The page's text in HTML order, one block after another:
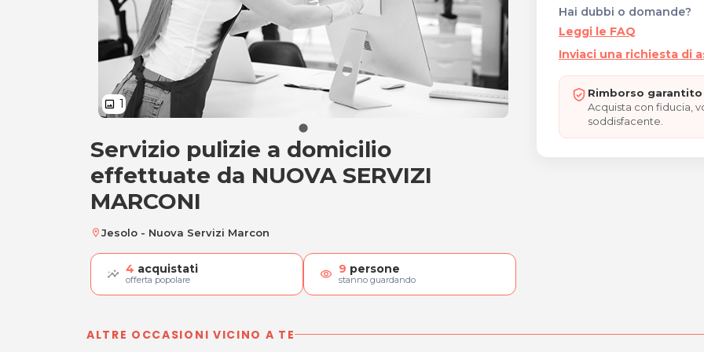
image 1
Servizio pulizie a domicilio effettuate
Servizio pulizie a domicilio
effettuate da NUOVA SERVIZI
MARCONI
location_on Jesolo - Nuova Servizi Marcon
4 acquistati
offerta popolare visibility 9 persone
stanno guardando
Hai dubbi o domande?
Leggi le FAQ
Inviaci una richiesta di
Rimborso
Acquista con fiducia,
soddisfacente.
ALTRE OCCASIONI VICINO A TE